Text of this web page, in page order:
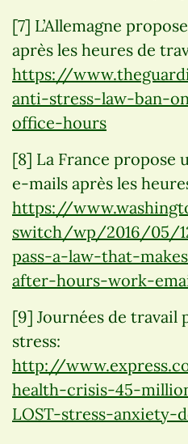
[7] L’Allemagne
après les heures de
https://
anti-stress-law-ban-
office-hours
[8] La France propose
e-mails après les
https://
switch/wp/2016/05/
pass-a-law-that-
after-hours-work-
[9] Journées de travail
stress:
http://
health-crisis-45-
LOST-stress-anxiety-